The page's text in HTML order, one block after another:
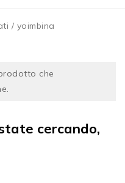
/ yoimbina
che
cercando,